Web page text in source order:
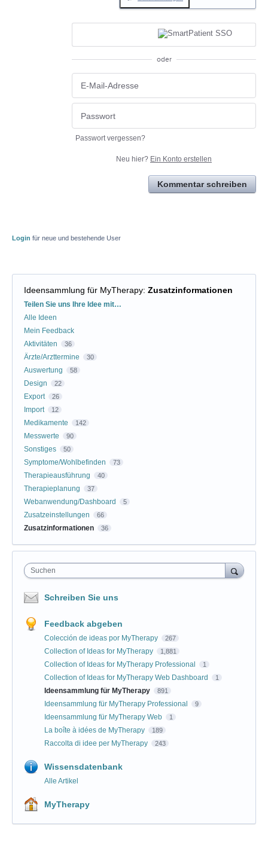
oder
Passwort vergessen?
Neu hier? Ein Konto erstellen
Kommentar schreiben
Login für neue und bestehende User
Ideensammlung für MyTherapy: Zusatzinformationen
Kategorien
Teilen Sie uns Ihre Idee mit…
Alle Ideen
Mein Feedback
Aktivitäten
36
Ärzte/Arzttermine 30
Auswertung 58
Design 22
Export 26
Import 12
Medikamente 142
Messwerte 90
Sonstiges 50
Symptome/Wohlbefinden 73
Therapieausführung 40
Therapieplanung 37
Webanwendung/Dashboard 5
Zusatzeinstellungen 66
Zusatzinformationen 36
Suchen
Schreiben Sie uns
Feedback abgeben
Colección de ideas por MyTherapy 267
Collection of Ideas for MyTherapy 1,881
Collection of Ideas for MyTherapy Professional 1
Collection of Ideas for MyTherapy Web Dashboard 1
Ideensammlung für MyTherapy 891
Ideensammlung für MyTherapy Professional 9
Ideensammlung für MyTherapy Web 1
La boîte à idées de MyTherapy 189
Raccolta di idee per MyTherapy 243
Wissensdatenbank
Alle Artikel
MyTherapy